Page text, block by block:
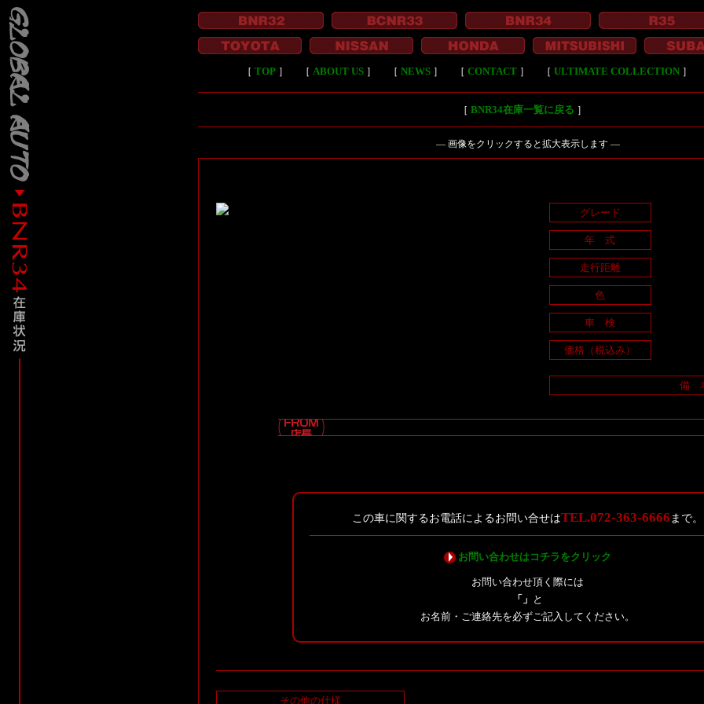
［ TOP］ ［ ABOUT US］ ［ NEWS］ ［ CONTACT］ ［ ULTIMATE COLLECTION］
［ BNR34在庫一覧に戻る ］
― 画像をクリックすると拡大表示します ―
グレード
年 式
走行距離
色
車 検
価格（税込み）
備
この車に関するお電話によるお問い合せはTEL.072-363-6666 まで。
お問い合わせはコチラをクリック
お問い合わせ頂く際には
「」 と
お名前・ご連絡先を必ずご記入してください。
その他の仕様